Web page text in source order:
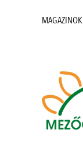
MAGAZINOK